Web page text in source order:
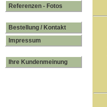
Referenzen - Fotos
Bestellung / Kontakt
Impressum
Ihre Kundenmeinung